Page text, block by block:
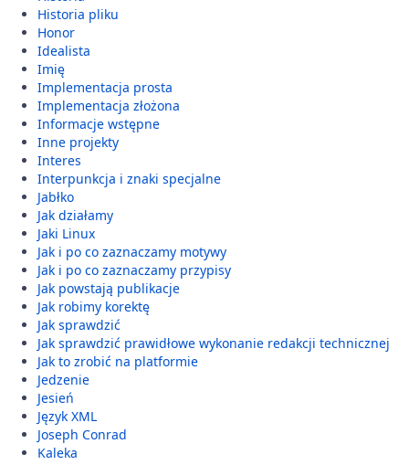
Historia pliku
Honor
Idealista
Imię
Implementacja prosta
Implementacja złożona
Informacje wstępne
Inne projekty
Interes
Interpunkcja i znaki specjalne
Jabłko
Jak działamy
Jaki Linux
Jak i po co zaznaczamy motywy
Jak i po co zaznaczamy przypisy
Jak powstają publikacje
Jak robimy korektę
Jak sprawdzić
Jak sprawdzić prawidłowe wykonanie redakcji technicznej
Jak to zrobić na platformie
Jedzenie
Jesień
Język XML
Joseph Conrad
Kaleka